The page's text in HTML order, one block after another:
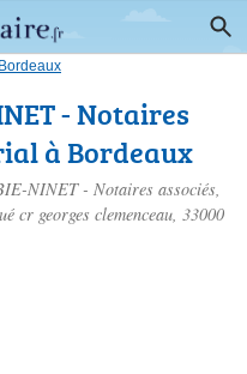
Bordeaux
- Notaires
à Bordeaux
NINET - Notaires associés,
cr georges clemenceau, 33000